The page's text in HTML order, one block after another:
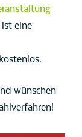
eine
wünschen